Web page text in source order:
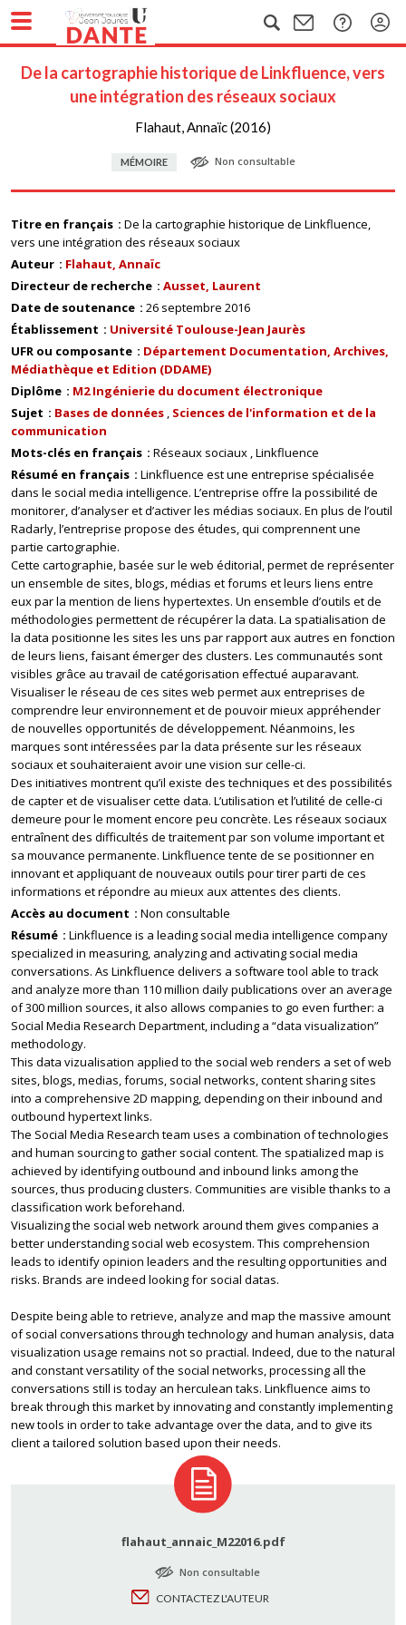
De la cartographie historique de Linkfluence, vers
une intégration des réseaux sociaux
Flahaut, Annaïc (2016)
MÉMOIRE Non consultable
Titre en français
De la cartographie historique de Linkfluence,
vers une intégration des réseaux sociaux
Auteur
Flahaut, Annaïc
Directeur de recherche
Ausset, Laurent
Date de soutenance
26 septembre 2016
Établissement
Université Toulouse-Jean Jaurès
UFR ou composante
Département Documentation, Archives,
Médiathèque et Edition (DDAME)
Diplôme
M2 Ingénierie du document électronique
Sujet
Bases de données Sciences de l'information et de la
communication
Mots-clés en français
Réseaux sociaux Linkfluence
Résumé en français
Linkfluence est une entreprise spécialisée
dans le social media intelligence. L’entreprise offre la possibilité de
monitorer, d’analyser et d’activer les médias sociaux. En plus de l’outil
Radarly, l’entreprise propose des études, qui comprennent une
partie cartographie.
Cette cartographie, basée sur le web éditorial, permet de représenter
un ensemble de sites, blogs, médias et forums et leurs liens entre
eux par la mention de liens hypertextes. Un ensemble d’outils et de
méthodologies permettent de récupérer la data. La spatialisation de
la data positionne les sites les uns par rapport aux autres en fonction
de leurs liens, faisant émerger des clusters. Les communautés sont
visibles grâce au travail de catégorisation effectué auparavant.
Visualiser le réseau de ces sites web permet aux entreprises de
comprendre leur environnement et de pouvoir mieux appréhender
de nouvelles opportunités de développement. Néanmoins, les
marques sont intéressées par la data présente sur les réseaux
sociaux et souhaiteraient avoir une vision sur celle-ci.
Des initiatives montrent qu’il existe des techniques et des possibilités
de capter et de visualiser cette data. L’utilisation et l’utilité de celle-ci
demeure pour le moment encore peu concrète. Les réseaux sociaux
entraînent des difficultés de traitement par son volume important et
sa mouvance permanente. Linkfluence tente de se positionner en
innovant et appliquant de nouveaux outils pour tirer parti de ces
informations et répondre au mieux aux attentes des clients.
Accès au document
Non consultable
Résumé
Linkfluence is a leading social media intelligence company
specialized in measuring, analyzing and activating social media
conversations. As Linkfluence delivers a software tool able to track
and analyze more than 110 million daily publications over an average
of 300 million sources, it also allows companies to go even further: a
Social Media Research Department, including a “data visualization”
methodology.
This data vizualisation applied to the social web renders a set of web
sites, blogs, medias, forums, social networks, content sharing sites
into a comprehensive 2D mapping, depending on their inbound and
outbound hypertext links.
The Social Media Research team uses a combination of technologies
and human sourcing to gather social content. The spatialized map is
achieved by identifying outbound and inbound links among the
sources, thus producing clusters. Communities are visible thanks to a
classification work beforehand.
Visualizing the social web network around them gives companies a
better understanding social web ecosystem. This comprehension
leads to identify opinion leaders and the resulting opportunities and
risks. Brands are indeed looking for social datas.
Despite being able to retrieve, analyze and map the massive amount
of social conversations through technology and human analysis, data
visualization usage remains not so practial. Indeed, due to the natural
and constant versatility of the social networks, processing all the
conversations still is today an herculean taks. Linkfluence aims to
break through this market by innovating and constantly implementing
new tools in order to take advantage over the data, and to give its
client a tailored solution based upon their needs.
flahaut_annaic_M22016.pdf
Non consultable
CONTACTEZ L'AUTEUR